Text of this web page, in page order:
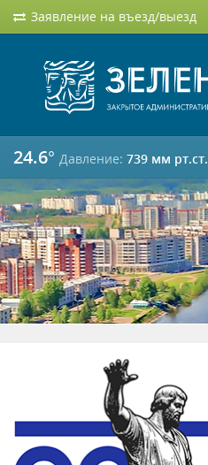
Заявление на въезд/выезд
24.6° Давление: 739 мм рт.ст.